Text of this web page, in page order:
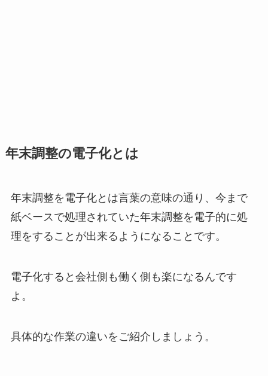
年末調整の電子化とは
年末調整を電子化とは言葉の意味の通り、今まで
紙ベースで処理されていた年末調整を電子的に処
理をすることが出来るようになることです。
電子化すると会社側も働く側も楽になるんです
よ。
具体的な作業の違いをご紹介しましょう。